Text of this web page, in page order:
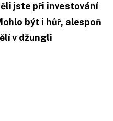
jste při investování
být i hůř, alespoň
v džungli